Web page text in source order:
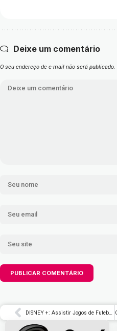
Deixe um comentário
O seu endereço de e-mail não será publicado.
DISNEY +: Assistir Jogos de Futebol e Esportes